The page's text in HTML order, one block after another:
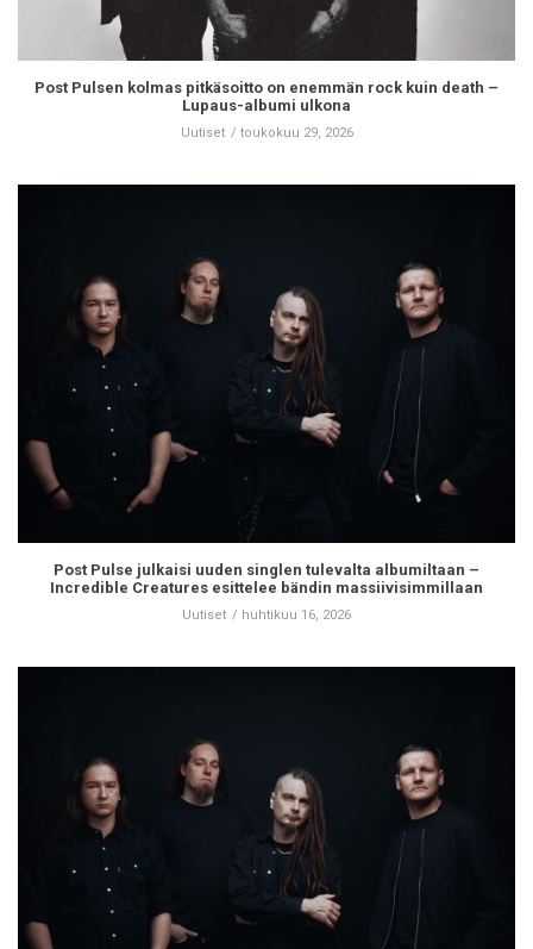
Post Pulsen kolmas pitkäsoitto on enemmän rock kuin death –
Lupaus-albumi ulkona
Uutiset toukokuu 29, 2026
Post Pulse julkaisi uuden singlen tulevalta albumiltaan –
Incredible Creatures esittelee bändin massiivisimmillaan
Uutiset huhtikuu 16, 2026